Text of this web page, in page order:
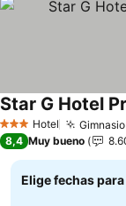
3 Estrellas
Hotel
Ver precios
8,4 Muy bueno
Elige fechas